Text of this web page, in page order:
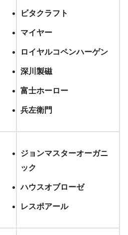
ビタクラフト
マイヤー
ロイヤルコペンハーゲン
深川製磁
富士ホーロー
兵左衛門
ジョンマスターオーガニ
ック
ハウスオブローゼ
レスポアール